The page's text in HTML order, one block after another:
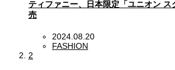
ティファニー、日本限定「ユニオン
売
2024.08.20
FASHION
2